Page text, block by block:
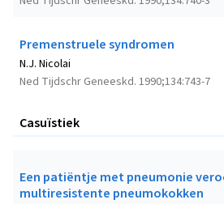
Premenstruele syndromen
Ned Tijdschr Geneeskd. 1990;134:743-7
N.J. Nicolai
Casuïstiek
Een patiëntje met pneumonie
multiresistente pneumokokken